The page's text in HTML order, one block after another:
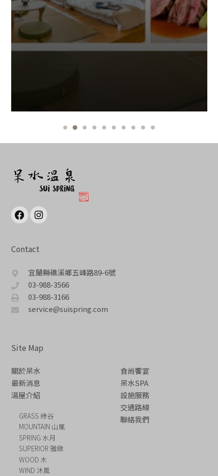
Contact
宜蘭縣礁溪鄉五峰路89-6號
03-988-3566
03-988-3166
service@suispring.com
Site Map
關於呆水
最新消息
湯屋介紹
GRASS 綠谷
MOUNTAIN 山嵐
SPRING 水月
SUPERIOR 雅緻
WOOD 木
WIND 沐風
食尚饗宴
呆水SPA
設施服務
交通路線
聯絡我們